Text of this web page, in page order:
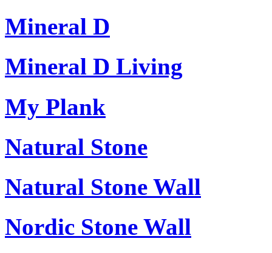
Mineral D
Mineral D Living
My Plank
Natural Stone
Natural Stone Wall
Nordic Stone Wall